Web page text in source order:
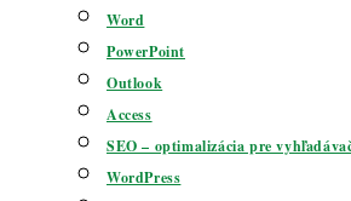
Word
PowerPoint
Outlook
Access
SEO – optimalizácia pre
WordPress